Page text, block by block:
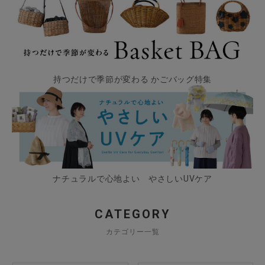
持つだけで季節が変わる かごバッグ特集
ナチュラルで心地よい やさしいUVケア
CATEGORY
カテゴリー一覧